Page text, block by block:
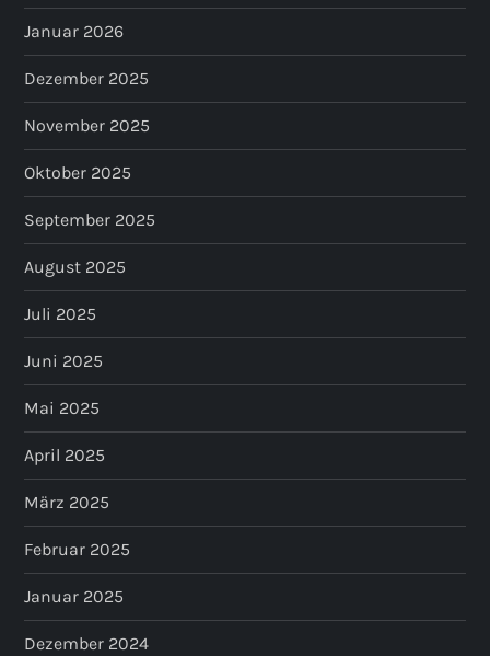
Januar 2026
Dezember 2025
November 2025
Oktober 2025
September 2025
August 2025
Juli 2025
Juni 2025
Mai 2025
April 2025
März 2025
Februar 2025
Januar 2025
Dezember 2024